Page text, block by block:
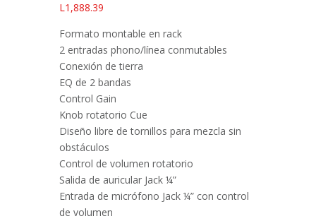
L1,888.39
Formato montable en rack
2 entradas phono/línea conmutables
Conexión de tierra
EQ de 2 bandas
Control Gain
Knob rotatorio Cue
Diseño libre de tornillos para mezcla sin
obstáculos
Control de volumen rotatorio
Salida de auricular Jack ¼”
Entrada de micrófono Jack ¼” con control
de volumen